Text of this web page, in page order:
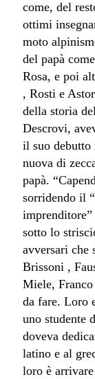
come, del
ottimi
moto
del papà
Rosa, e poi
, Rosti e
della storia
Descrovi,
il suo debutto
nuova di
papà.
sorridendo il
sotto lo
avversari che
Brissoni ,
Miele,
da fare. Loro
uno studente
doveva
latino e al
loro è